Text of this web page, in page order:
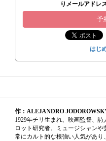
りメールアドレ
予
はじ
作：ALEJANDRO
1929年チリ生まれ。映画監督、
ロット研究者。ミュージシャン
常にカルト的な根強い人気があ